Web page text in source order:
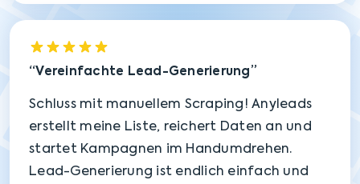
Vereinfachte Lead-Generierung
Schluss mit manuellem Scraping! Anyleads
erstellt meine Liste, reichert Daten an und
startet Kampagnen im Handumdrehen.
Lead-Generierung ist endlich einfach und